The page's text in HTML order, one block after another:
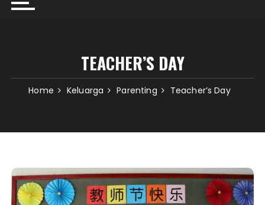
TEACHER’S DAY
Home Keluarga Parenting Teacher’s Day